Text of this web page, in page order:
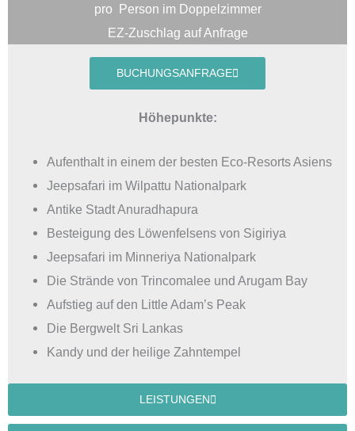
pro
Person im Doppelzimmer
EZ-Zuschlag auf Anfrage
BUCHUNGSANFRAGE
Höhepunkte:
Aufenthalt in einem der besten Eco-Resorts Asiens
Jeepsafari im Wilpattu Nationalpark
Antike Stadt Anuradhapura
Besteigung des Löwenfelsens von Sigiriya
Jeepsafari im Minneriya Nationalpark
Die Strände von Trincomalee und Arugam Bay
Aufstieg auf den Little Adam’s Peak
Die Bergwelt Sri Lankas
Kandy und der heilige Zahntempel
LEISTUNGEN